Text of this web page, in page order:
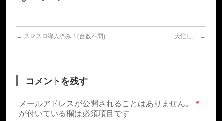
← スマスロ導入済み！(台数不問) 大忙し。 →
コメントを残す
メールアドレスが公開されることはありません。 *
が付いている欄は必須項目です